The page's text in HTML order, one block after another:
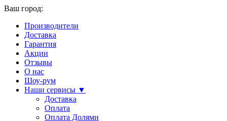
Ваш город:
Производители
Доставка
Гарантия
Акции
Отзывы
О нас
Шоу-рум
Наши сервисы ▼
Доставка
Оплата
Оплата Долями